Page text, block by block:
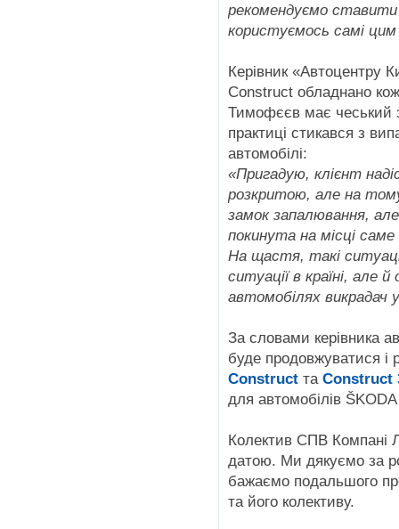
рекомендуємо
користуємось самі
Керівник «Автоцентру
Construct обладнано
Тимофєєв має чеський
практиці стикався з
автомобілі:
«Пригадую, клієнт
розкритою, але на тому
замок запалювання,
покинута на місці
На щастя, такі
ситуації в країні, але
автомобілях
За словами керівника
буде продовжуватися і
Construct та Construct
для автомобілів
Колектив СПВ Компані
датою. Ми дякуємо за
бажаємо подальшого
та його колективу.